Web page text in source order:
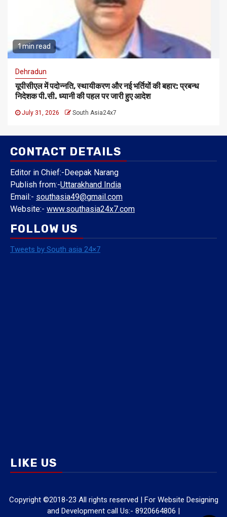
1 min read
Dehradun
यूपीसीएल में पदोन्नति, स्थायीकरण और नई भर्तियों की बहार: प्रबन्ध
निदेशक पी.सी. ध्यानी की पहल पर जारी हुए आदेश
July 31, 2026 South Asia24x7
CONTACT DETAILS
Editor in Chief:-Deepak Narang
Publish from:-Uttarakhand India
Email:- southasia49@gmail.com
Website:- www.southasia24x7.com
FOLLOW US
Tweets by South asia 24×7
LIKE US
Copyright ©2018-23 All rights reserved | For Website Designing
and Development call Us:- 8920664806 |